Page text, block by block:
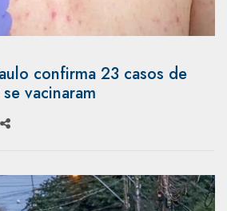
confirma 23 casos de
vacinaram